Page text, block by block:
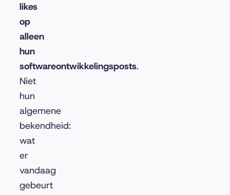
likes
op
alleen
hun
softwareontwikkelingsposts.
Niet
hun
algemene
bekendheid:
wat
er
vandaag
gebeurt